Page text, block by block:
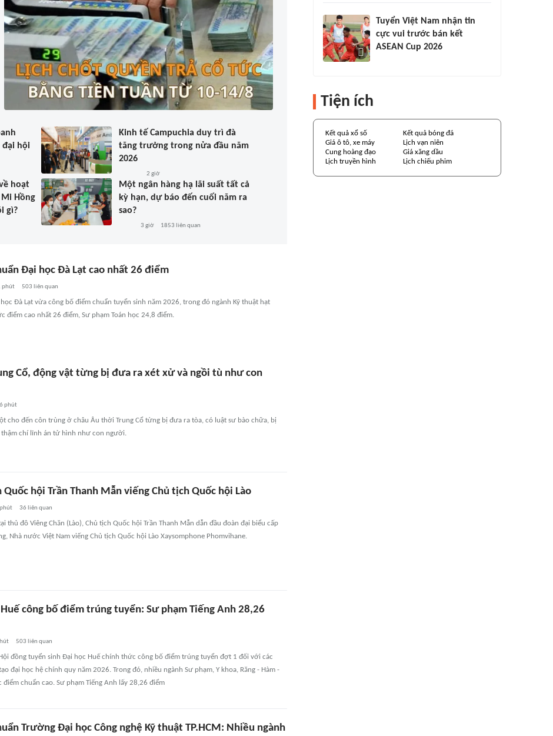
đại hội
Kinh tế Campuchia duy trì đà
tăng trưởng trong nửa đầu năm
2026
2 giờ
hoạt
Hồng
gì?
Một ngân hàng hạ lãi suất tất cả
kỳ hạn, dự báo đến cuối năm ra
sao?
3 giờ 1853 liên quan
Đại học Đà Lạt cao nhất 26 điểm
phút 503 liên quan
Đà Lạt vừa công bố điểm chuẩn tuyển sinh năm 2026, trong đó ngành Kỹ thuật hạt
điểm cao nhất 26 điểm, Sư phạm Toán học 24,8 điểm.
Cổ, động vật từng bị đưa ra xét xử và ngồi tù như con
6 phút
cho đến côn trùng ở châu Âu thời Trung Cổ từng bị đưa ra tòa, có luật sư bào chữa, bị
thậm chí lĩnh án tử hình như con người.
Quốc hội Trần Thanh Mẫn viếng Chủ tịch Quốc hội Lào
36 liên quan
thủ đô Viêng Chăn (Lào), Chủ tịch Quốc hội Trần Thanh Mẫn dẫn đầu đoàn đại biểu cấp
Nhà nước Việt Nam viếng Chủ tịch Quốc hội Lào Xaysomphone Phomvihane.
công bố điểm trúng tuyển: Sư phạm Tiếng Anh 28,26
503 liên quan
đồng tuyển sinh Đại học Huế chính thức công bố điểm trúng tuyển đợt 1 đối với các
đại học hệ chính quy năm 2026. Trong đó, nhiều ngành Sư phạm, Y khoa, Răng - Hàm -
điểm chuẩn cao. Sư phạm Tiếng Anh lấy 28,26 điểm
Trường Đại học Công nghệ Kỹ thuật TP.HCM: Nhiều ngành
Tuyển Việt Nam nhận tin
cực vui trước bán kết
ASEAN Cup 2026
Tiện ích
Kết quả xổ số
Kết quả bóng đá
Giá ô tô, xe máy
Lịch vạn niên
Cung hoàng đạo
Giá xăng dầu
Lịch truyền hình
Lịch chiếu phim